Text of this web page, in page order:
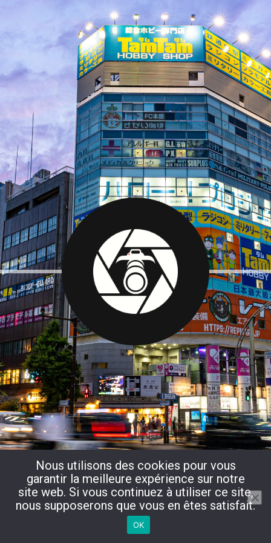
Nous utilisons des cookies pour vous
garantir la meilleure expérience sur notre
site web. Si vous continuez à utiliser ce site,
nous supposerons que vous en êtes satisfait.
OK